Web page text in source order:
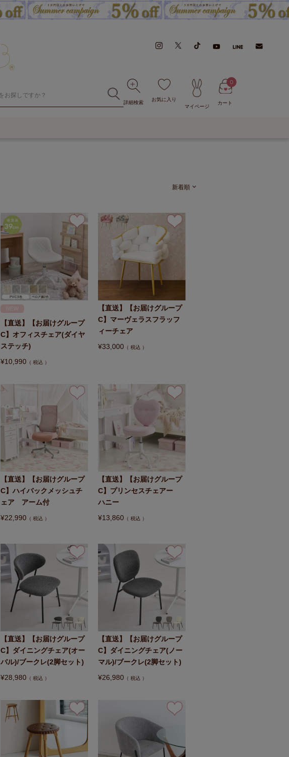
詳細検索
お気に入り
マイページ
カート
0
新着順
NEW
【直送】【お届けグループ
C】オフィスチェア(ダイヤ
ステッチ)
¥10,990 税込
【直送】【お届けグループ
C】マーヴェラスフラッフ
ィーチェア
¥33,000 税込
【直送】【お届けグループ
C】ハイバックメッシュチ
ェア アーム付
¥22,990 税込
【直送】【お届けグループ
C】プリンセスチェアー
ハニー
¥13,860 税込
【直送】【お届けグループ
C】ダイニングチェア(オー
バル)/ブークレ(2脚セット)
¥28,980 税込
【直送】【お届けグループ
C】ダイニングチェア(ノー
マル)/ブークレ(2脚セット)
¥26,980 税込